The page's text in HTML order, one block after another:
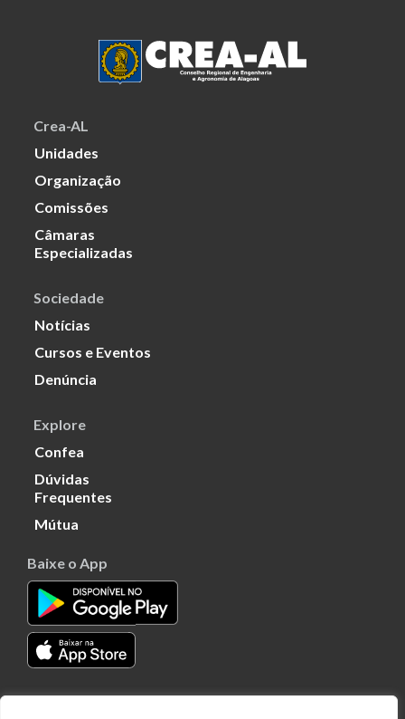
Crea-AL
Unidades
Organização
Comissões
Câmaras
Especializadas
Sociedade
Notícias
Cursos e Eventos
Denúncia
Explore
Confea
Dúvidas
Frequentes
Mútua
Baixe o App
Transparência